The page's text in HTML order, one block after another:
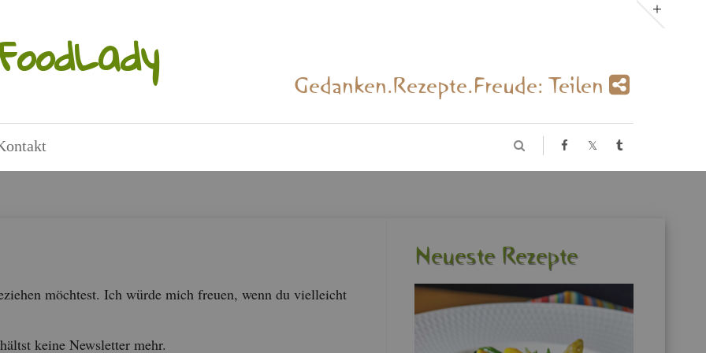
Ge­dan­ken.Re­zep­te.Freu­de: Tei­len
möch­test. Ich würde mich freu­en, wenn du viel­leicht
keine News­let­ter mehr.
Neu­es­te Re­zep­te